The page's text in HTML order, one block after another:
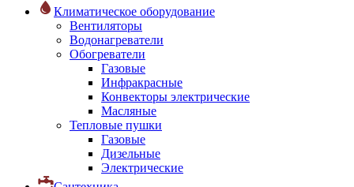
Климатическое оборудование
Вентиляторы
Водонагреватели
Обогреватели
Газовые
Инфракрасные
Конвекторы электрические
Масляные
Тепловые пушки
Газовые
Дизельные
Электрические